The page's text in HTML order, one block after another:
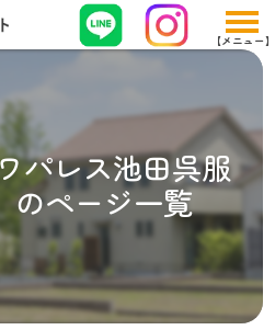
パレス池田呉服
ページ一覧